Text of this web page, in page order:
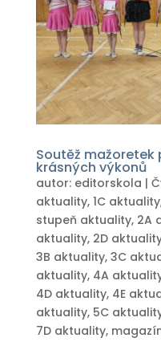
Soutěž mažoretek
krásných výkonů
autor: editorskola |
aktuality, 1C aktuality
stupeň aktuality, 2A
aktuality, 2D
3B aktuality, 3C
aktuality, 4A
4D aktuality, 4E
aktuality, 5C
7D aktuality,